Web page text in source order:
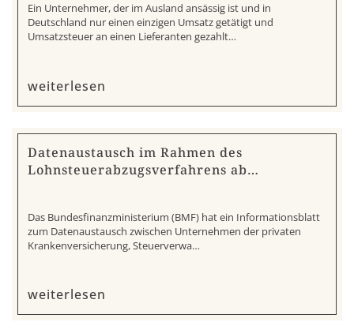
Ein Unternehmer, der im Ausland ansässig ist und in
Deutschland nur einen einzigen Umsatz getätigt und
Umsatzsteuer an einen Lieferanten gezahlt…
weiterlesen
Datenaustausch im Rahmen des
Lohnsteuerabzugsverfahrens ab…
Das Bundesfinanzministerium (BMF) hat ein Informationsblatt
zum Datenaustausch zwischen Unternehmen der privaten
Krankenversicherung, Steuerverwa…
weiterlesen